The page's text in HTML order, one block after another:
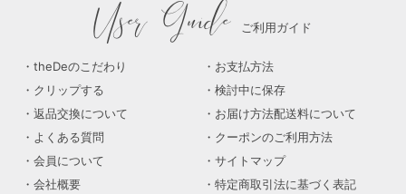
User Guide ご利用ガイド
theDeのこだわり
お支払方法
クリップする
検討中に保存
返品交換について
お届け方法配送料について
よくある質問
クーポンのご利用方法
会員について
サイトマップ
会社概要
特定商取引法に基づく表記